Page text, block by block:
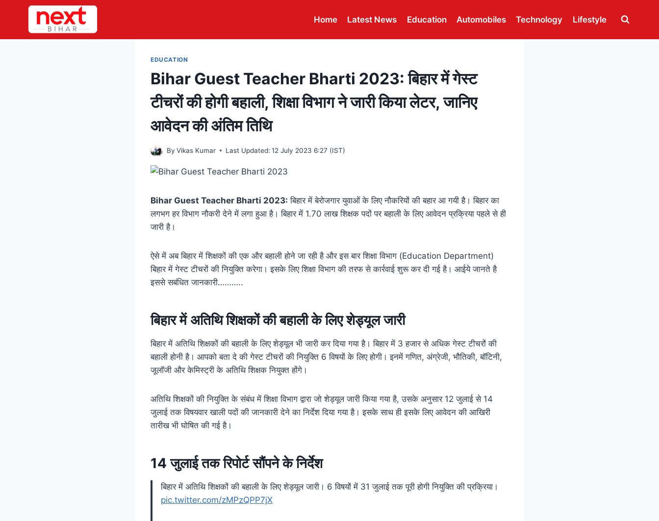
content
Home Latest News Education Automobiles Technology Lifestyle
EDUCATION
Bihar Guest Teacher Bharti 2023: बिहार में गेस्ट
टीचरों की होगी बहाली, शिक्षा विभाग ने जारी किया लेटर, जानिए
आवेदन की अंतिम तिथि
By Vikas Kumar Last Updated: 12 July 2023 6:27 (IST)
Bihar Guest Teacher Bharti 2023: बिहार में बेरोजगार युवाओं के लिए नौकरियों की बहार आ गयी है। बिहार का
लगभग हर विभाग नौकरी देने में लगा हुआ है। बिहार में 1.70 लाख शिक्षक पदों पर बहाली के लिए आवेदन प्रक्रिया पहले से ही
जारी है।
ऐसे में अब बिहार में शिक्षकों की एक और बहाली होने जा रही है और इस बार शिक्षा विभाग (Education Department)
बिहार में गेस्ट टीचरों की नियुक्ति करेगा। इसके लिए शिक्षा विभाग की तरफ से कार्रवाई शुरू कर दी गई है। आईये जानते है
इससे सबंधित जानकारी………..
बिहार में अतिथि शिक्षकों की बहाली के लिए शेड्यूल जारी
बिहार में अतिथि शिक्षकों की बहाली के लिए शेड्यूल भी जारी कर दिया गया है। बिहार में 3 हजार से अधिक गेस्ट टीचरों की
बहाली होनी है। आपको बता दे की गेस्ट टीचरों की नियुक्ति 6 विषयों के लिए होगी। इनमें गणित, अंग्रेजी, भौतिकी, बॉटिनी,
जूलॉजी और केमिस्ट्री के अतिथि शिक्षक नियुक्त होंगे।
अतिथि शिक्षकों की नियुक्ति के संबंध में शिक्षा विभाग द्वारा जो शेड्यूल जारी किया गया है, उसके अनुसार 12 जुलाई से 14
जुलाई तक विषयवार खाली पदों की जानकारी देने का निर्देश दिया गया है। इसके साथ ही इसके लिए आवेदन की आखिरी
तारीख भी घोषित की गई है।
14 जुलाई तक रिपोर्ट सौंपने के निर्देश
बिहार में अतिथि शिक्षकों की बहाली के लिए शेड्यूल जारी। 6 विषयों में 31 जुलाई तक पूरी होगी नियुक्ति की प्रक्रिया।
pic.twitter.com/zMPzQPP7jX